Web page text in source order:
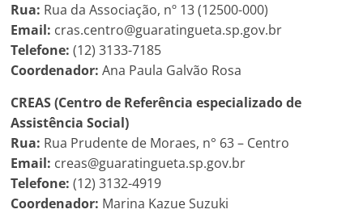
Rua: Rua da Associação, nº 13 (12500-000)
Email: cras.centro@guaratingueta.sp.gov.br
Telefone:(12) 3133-7185
Coordenador: Ana Paula Galvão Rosa
CREAS (Centro de Referência especializado de
Assistência Social)
Rua: Rua Prudente de Moraes, n° 63 – Centro
Email: creas@guaratingueta.sp.gov.br
Telefone: (12) 3132-4919
Coordenador: Marina Kazue Suzuki